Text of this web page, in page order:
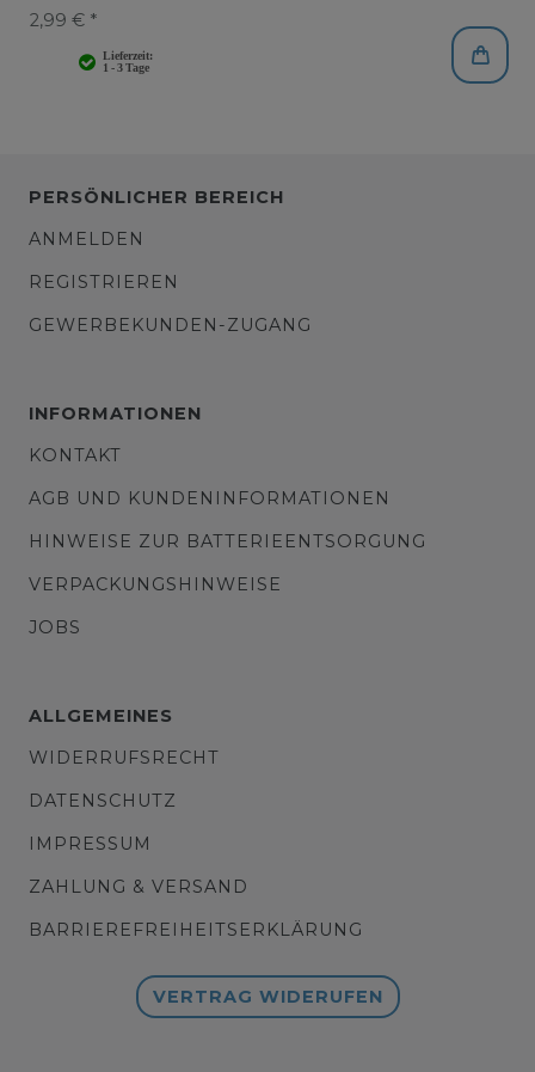
2,99 € *
PERSÖNLICHER BEREICH
ANMELDEN
REGISTRIEREN
GEWERBEKUNDEN-ZUGANG
INFORMATIONEN
KONTAKT
AGB UND KUNDENINFORMATIONEN
HINWEISE ZUR BATTERIEENTSORGUNG
VERPACKUNGSHINWEISE
JOBS
ALLGEMEINES
WIDERRUFSRECHT
DATENSCHUTZ
IMPRESSUM
ZAHLUNG & VERSAND
BARRIEREFREIHEITSERKLÄRUNG
VERTRAG WIDERUFEN